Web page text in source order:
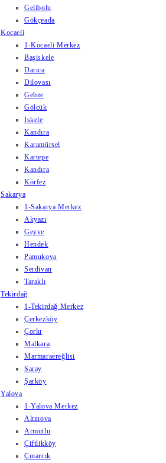
Gelibolu
Gökçeada
Kocaeli
1-Kocaeli Merkez
Başiskele
Darıca
Dilovası
Gebze
Gölcük
İskele
Kandıra
Karamürsel
Kartepe
Kandıra
Körfez
Sakarya
1-Sakarya Merkez
Akyazı
Geyve
Hendek
Pamukova
Serdivan
Taraklı
Tekirdağ
1-Tekirdağ Merkez
Çerkezköy
Çorlu
Malkara
Marmaraereğlisi
Saray
Şarköy
Yalova
1-Yalova Merkez
Altınova
Armutlu
Çiftlikköy
Çınarcık